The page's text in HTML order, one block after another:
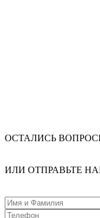
ОСТАЛИСЬ
ИЛИ ОТПРАВЬТЕ